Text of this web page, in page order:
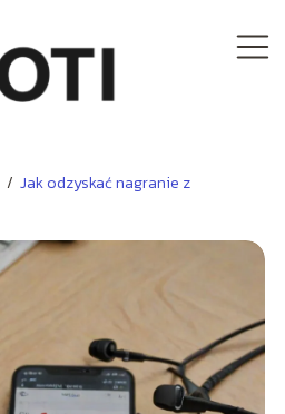
/ Jak odzyskać nagranie z